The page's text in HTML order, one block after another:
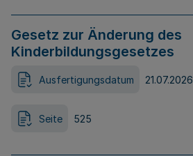
Gesetz zur Änderung des
Kinderbildungsgesetzes
Ausfertigungsdatum 21.07.2026
Seite 525